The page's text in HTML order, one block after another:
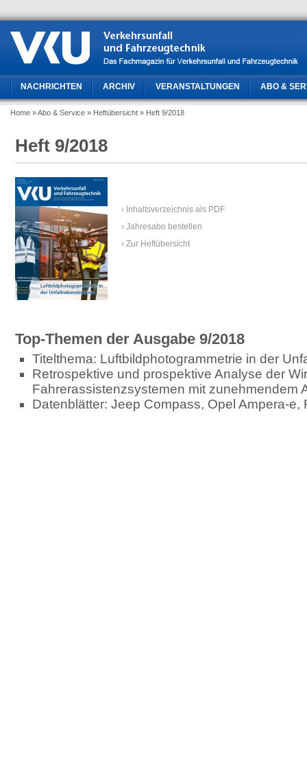
NACHRICHTEN ARCHIV VERANSTALTUNGEN ABO &
Home » Abo & Service » Heftübersicht » Heft 9/2018
Heft 9/2018
› Inhaltsverzeichnis als PDF
› Jahresabo bestellen
› Zur Heftübersicht
Top-Themen der Ausgabe 9/2018
Titelthema: Luftbildphotogrammetrie in der
Retrospektive und prospektive Analyse der
Fahrerassistenzsystemen mit zunehmendem
Datenblätter: Jeep Compass, Opel Ampera-e,